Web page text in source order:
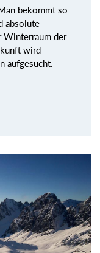
bekommt so
absolute
Winterraum der
wird
aufgesucht.